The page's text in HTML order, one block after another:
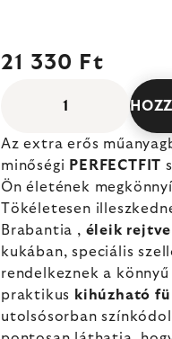
21 330 Ft
Az extra erős
minőségi PERFECTFIT
Ön életének
Tökéletesen
Brabantia , éleik
kukában, speciális
rendelkeznek a könnyű
praktikus
kihúzható
utolsósorban